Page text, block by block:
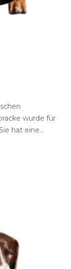
wurde für
hat eine